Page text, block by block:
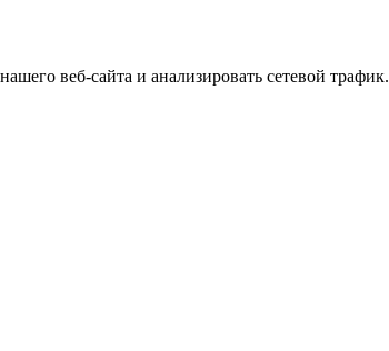
веб-сайта и анализировать сетевой трафик.